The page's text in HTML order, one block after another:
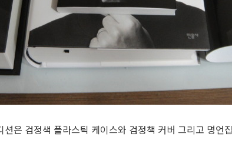
션은 검정색 플라스틱 케이스와 검정책 커버 그리고 명언